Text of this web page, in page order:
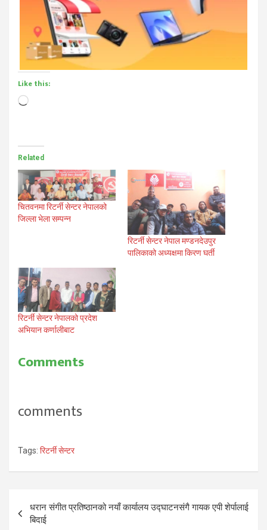
Like this:
Loading…
Related
चितवनमा रिटर्नी सेन्टर नेपालको
जिल्ला भेला सम्पन्न
रिटर्नी सेन्टर नेपाल मण्डनदेउपुर
पालिकाको अध्यक्षमा किरण घर्ती
रिटर्नी सेन्टर नेपालको प्रदेश
अभियान कर्णालीबाट
Comments
comments
Tags: रिटर्नी सेन्टर
Post
navigation
धरान संगीत प्रतिष्ठानको नयाँ कार्यालय उद्घाटनसंगै गायक एपी शेर्पालाई
बिदाई